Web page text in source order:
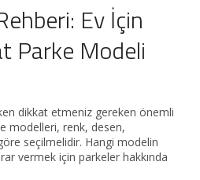
Ev İçin
Parke Modeli
dikkat etmeniz gereken önemli
modelleri, renk, desen,
seçilmelidir. Hangi modelin
vermek için parkeler hakkında